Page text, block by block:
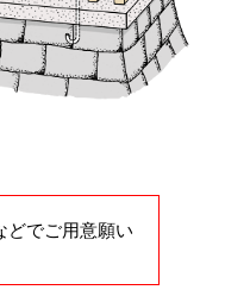
どでご用意願い